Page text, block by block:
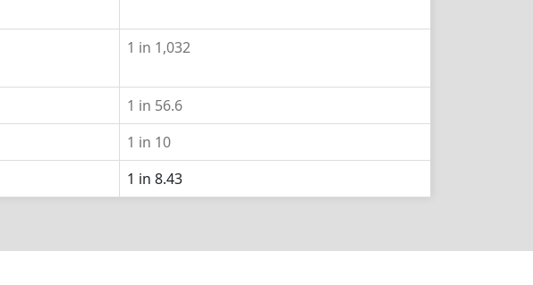
1 in 1,032
1 in 56.6
1 in 10
1 in 8.43